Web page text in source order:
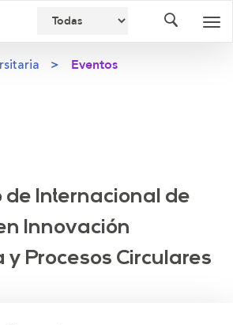
Eventos
de Internacional de
Innovación
y Procesos Circulares